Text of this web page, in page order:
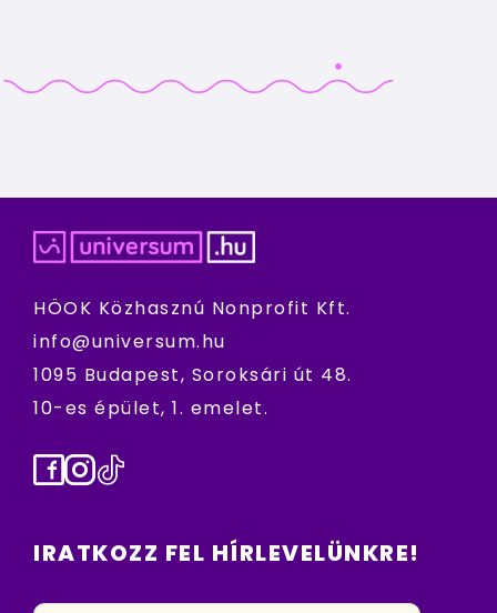
HÖOK Közhasznú Nonprofit Kft.
info@universum.hu
1095 Budapest, Soroksári út 48.
10-es épület, 1. emelet.
Facebook
Instagram
TikTok
IRATKOZZ FEL HÍRLEVELÜNKRE!